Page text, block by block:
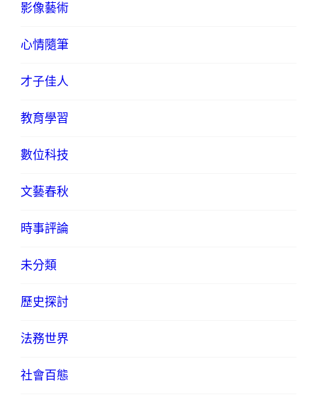
影像藝術
心情隨筆
才子佳人
教育學習
數位科技
文藝春秋
時事評論
未分類
歷史探討
法務世界
社會百態